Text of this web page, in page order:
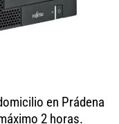
en Prádena
2 horas.